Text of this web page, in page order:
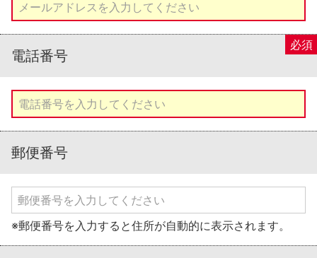
電話番号
郵便番号
※郵便番号を入力すると住所が自動的に表示されます。